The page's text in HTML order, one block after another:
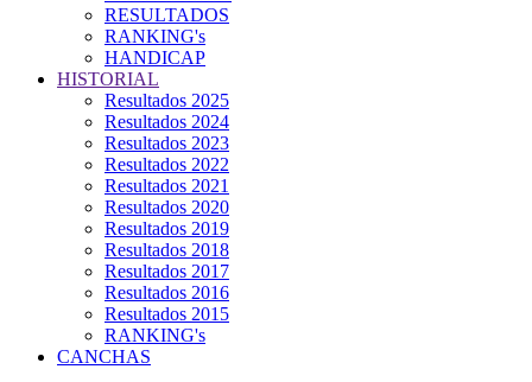
RESULTADOS
RANKING's
HANDICAP
HISTORIAL
Resultados 2025
Resultados 2024
Resultados 2023
Resultados 2022
Resultados 2021
Resultados 2020
Resultados 2019
Resultados 2018
Resultados 2017
Resultados 2016
Resultados 2015
RANKING's
CANCHAS